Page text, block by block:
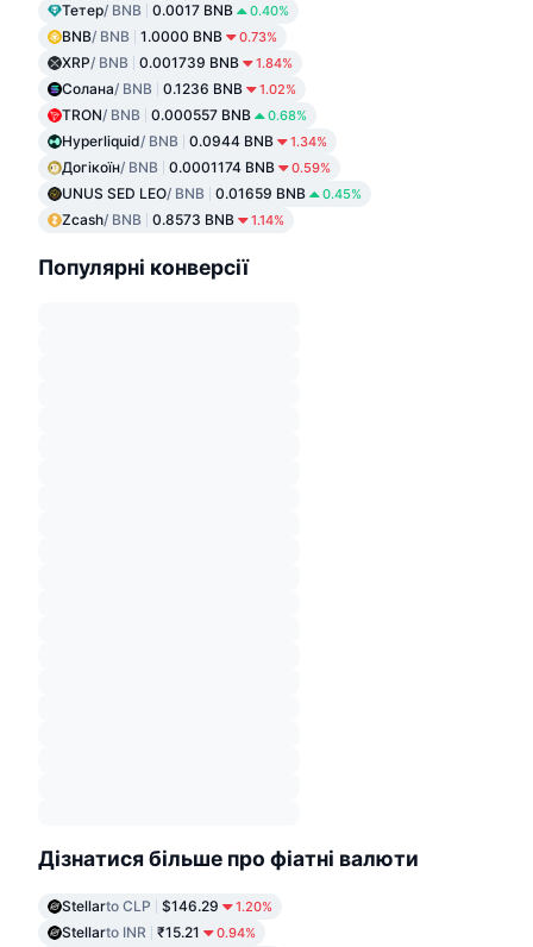
Тетер/ BNB 0.0017 BNB 0.40%
BNB/ BNB 1.0000 BNB 0.73%
XRP/ BNB 0.001739 BNB 1.84%
Солана/ BNB 0.1236 BNB 1.02%
TRON/ BNB 0.000557 BNB 0.68%
Hyperliquid/ BNB 0.0944 BNB 1.34%
Догікоїн/ BNB 0.0001174 BNB 0.59%
UNUS SED LEO/ BNB 0.01659 BNB 0.45%
Zcash/ BNB 0.8573 BNB 1.14%
Популярні конверсії
Дізнатися більше про фіатні валюти
Stellarto CLP $146.29 1.20%
Stellarto INR ₹15.21 0.94%